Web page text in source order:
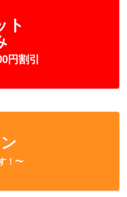
ト
円割引
！〜